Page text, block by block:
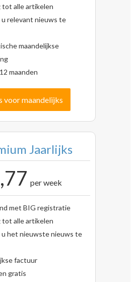
tot alle artikelen
u relevant nieuws te
maandelijkse
maanden
voor maandelijks
Jaarlijks
per week
met BIG registratie
tot alle artikelen
u het nieuwste nieuws te
factuur
gratis